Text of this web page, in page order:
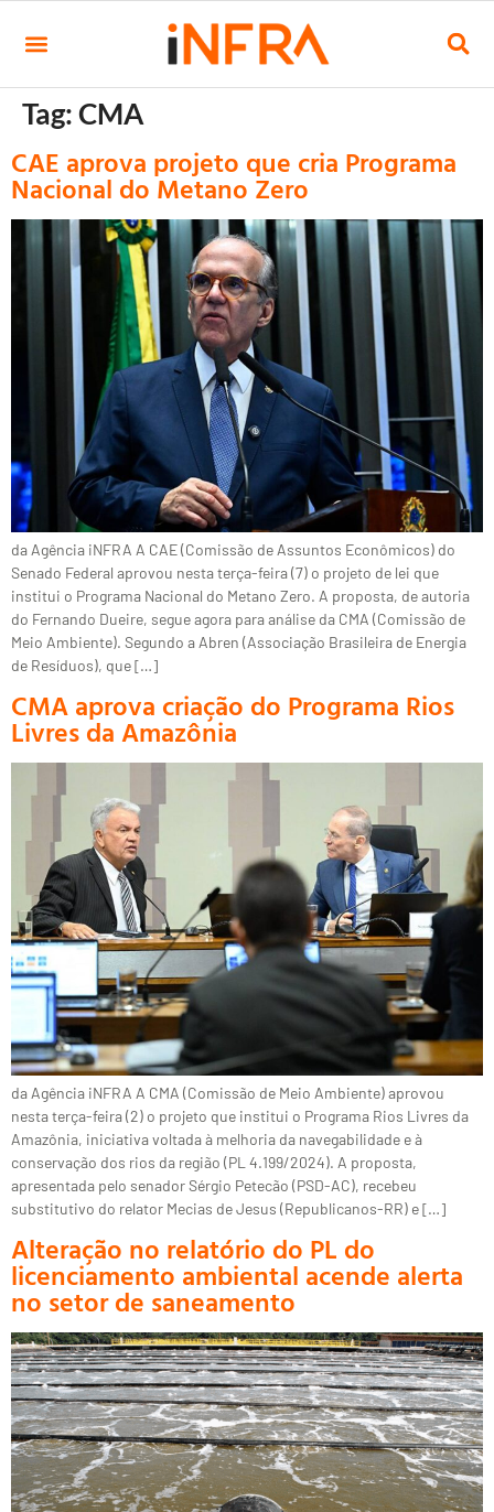
Tag:CMA
CAE aprova projeto que cria Programa
Nacional do Metano Zero
da Agência iNFRA A CAE (Comissão de Assuntos Econômicos) do
Senado Federal aprovou nesta terça-feira (7) o projeto de lei que
institui o Programa Nacional do Metano Zero. A proposta, de autoria
do Fernando Dueire, segue agora para análise da CMA (Comissão de
Meio Ambiente). Segundo a Abren (Associação Brasileira de Energia
de Resíduos), que […]
CMA aprova criação do Programa Rios
Livres da Amazônia
da Agência iNFRA A CMA (Comissão de Meio Ambiente) aprovou
nesta terça-feira (2) o projeto que institui o Programa Rios Livres da
Amazônia, iniciativa voltada à melhoria da navegabilidade e à
conservação dos rios da região (PL 4.199/2024). A proposta,
apresentada pelo senador Sérgio Petecão (PSD-AC), recebeu
substitutivo do relator Mecias de Jesus (Republicanos-RR) e […]
Alteração no relatório do PL do
licenciamento ambiental acende alerta
no setor de saneamento